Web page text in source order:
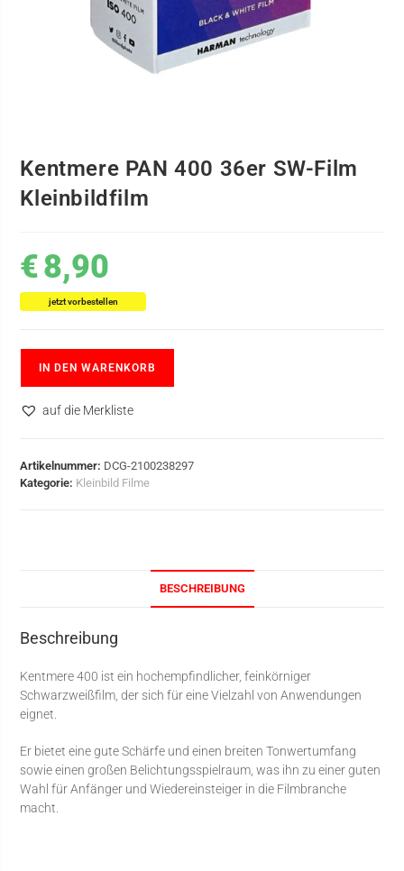
Kentmere PAN 400 36er SW-Film
Kleinbildfilm
€8,90
jetzt vorbestellen
IN DEN WARENKORB
auf die Merkliste
Artikelnummer: DCG-2100238297
Kategorie: Kleinbild Filme
BESCHREIBUNG
Beschreibung
Kentmere 400 ist ein hochempfindlicher, feinkörniger
Schwarzweißfilm, der sich für eine Vielzahl von Anwendungen
eignet.
Er bietet eine gute Schärfe und einen breiten Tonwertumfang
sowie einen großen Belichtungsspielraum, was ihn zu einer guten
Wahl für Anfänger und Wiedereinsteiger in die Filmbranche
macht.